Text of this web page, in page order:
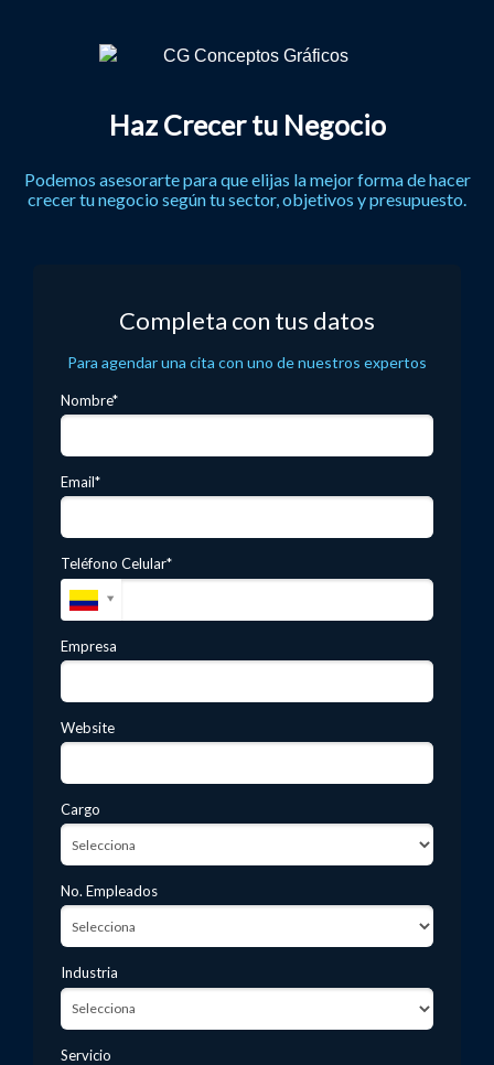
Haz Crecer tu Negocio
Podemos asesorarte para que elijas la mejor forma de hacer
crecer tu negocio según tu sector, objetivos y presupuesto.
Completa con tus datos
Para agendar una cita con uno de nuestros expertos
Nombre*
Email*
Teléfono Celular*
Empresa
Website
Cargo
No. Empleados
Industria
Servicio